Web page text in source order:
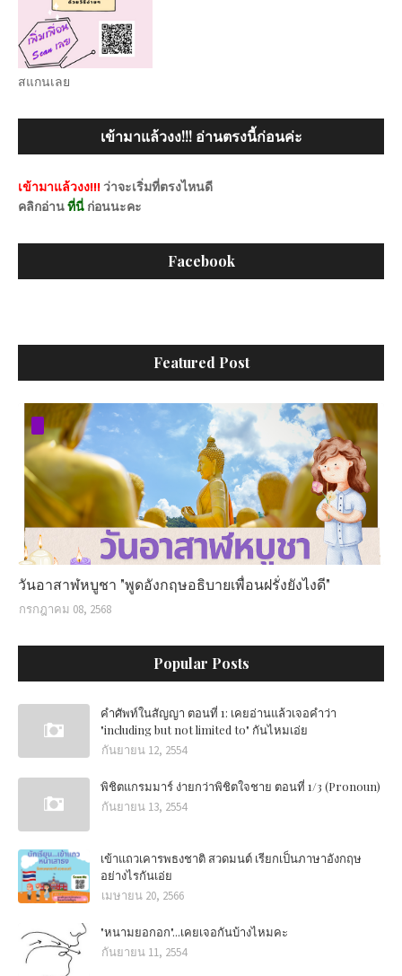
สแกนเลย
เข้ามาแล้วงง!!! อ่านตรงนี้ก่อนค่ะ
เข้ามาแล้วงง!!!ว่าจะเริ่มที่ตรงไหนดี
คลิกอ่านที่นี่ ก่อนนะคะ
Facebook
Featured Post
วันอาสาฬหบูชา "พูดอังกฤษอธิบายเพื่อนฝรั่งยังไงดี"
กรกฎาคม 08, 2568
Popular Posts
คำศัพท์ในสัญญา ตอนที่ 1: เคยอ่านแล้วเจอคำว่า
"including but not limited to" กันไหมเอ่ย
กันยายน 12, 2554
พิชิตแกรมมาร์ ง่ายกว่าพิชิตใจชาย ตอนที่ 1/3 (Pronoun)
กันยายน 13, 2554
เข้าแถวเคารพธงชาติ สวดมนต์ เรียกเป็นภาษาอังกฤษ
อย่างไรกันเอ่ย
เมษายน 20, 2566
"หนามยอกอก"...เคยเจอกันบ้างไหมคะ
กันยายน 11, 2554